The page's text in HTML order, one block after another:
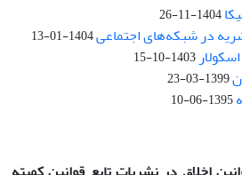
1404-11-26
در شبکه‌های اجتماعی1404-01-13
1403-10-15
1399-03-23
1395-06-10